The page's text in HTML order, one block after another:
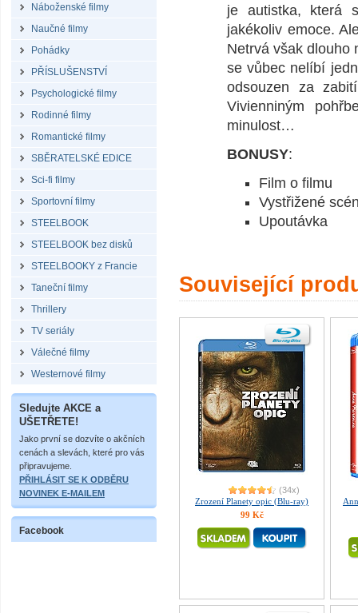
Náboženské filmy
Naučné filmy
Pohádky
PŘÍSLUŠENSTVÍ
Psychologické filmy
Rodinné filmy
Romantické filmy
SBĚRATELSKÉ EDICE
Sci-fi filmy
Sportovní filmy
STEELBOOK
STEELBOOK bez disků
STEELBOOKY z Francie
Taneční filmy
Thrillery
TV seriály
Válečné filmy
Westernové filmy
Sledujte AKCE a
UŠETŘETE!
Jako první se dozvíte o akčních
cenách a slevách, které pro vás
připravujeme.
PŘIHLÁSIT SE K ODBĚRU
NOVINEK E-MAILEM
Facebook
je autistka, která
jakékoliv emoce.
Netrvá však dlouho
se vůbec nelíbí
odsouzen za
Vivienniným
minulost…
BONUSY:
Film o filmu
Vystřižené
Upoutávka
Související
(34x)
Zrození Planety opic (Blu-ray)
99 Kč